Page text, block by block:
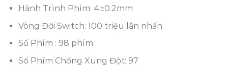
Hành Trình Phím: 4±0.2mm
Vòng Đời Switch: 100 triệu lần nhấn
Số Phím : 98 phím
Số Phím Chống Xung Đột: 97